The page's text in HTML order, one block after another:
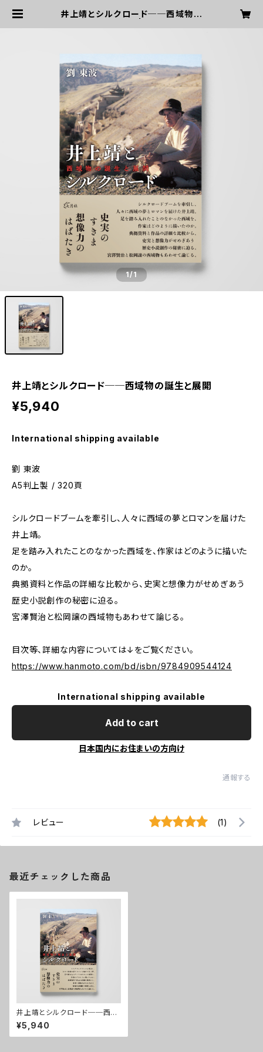
井上靖とシルクロード──西域物の
1/1
井上靖とシルクロード──西域物の誕生と展開
¥5,940
International shipping available
劉 東波
A5判上製 / 320頁
シルクロードブームを牽引し、人々に西域の夢とロマンを届けた
井上靖。
足を踏み入れたことのなかった西域を、作家はどのように描いた
のか。
典拠資料と作品の詳細な比較から、史実と想像力がせめぎあう
歴史小説創作の秘密に迫る。
宮澤賢治と松岡譲の西域物もあわせて論じる。
目次等、詳細な内容については↓をご覧ください。
https://www.hanmoto.com/bd/isbn/9784909544124
International shipping available
Add to cart
日本国内にお住まいの方向け
通報する
レビュー (1)
最近チェックした商品
井上靖とシルクロード──西域
物の誕生と展開
¥5,940